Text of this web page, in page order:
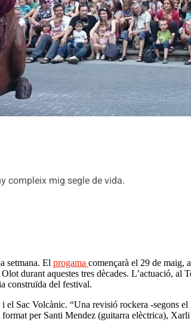
compleix mig segle de vida.
setmana. El progama començarà el 29 de maig,
durant aquestes tres dècades. L’actuació,
construïda del festival.
Sac Volcànic. “Una revisió rockera -segons
per Santi Mendez (guitarra elèctrica),